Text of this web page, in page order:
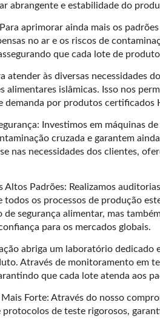
abrangente e estabilidade do
aprimorar ainda mais os
no ar e os riscos de
que cada lote de
às diversas necessidades
islâmicas. Isso nos
por produtos
Investimos em máquinas
cruzada e garantem
necessidades dos clientes,
Padrões: Realizamos
os processos de produção
segurança alimentar, mas
para os mercados globais.
abriga um laboratório
Através de monitoramento em
que cada lote atenda aos
Forte: Através do nosso
de teste rigorosos,